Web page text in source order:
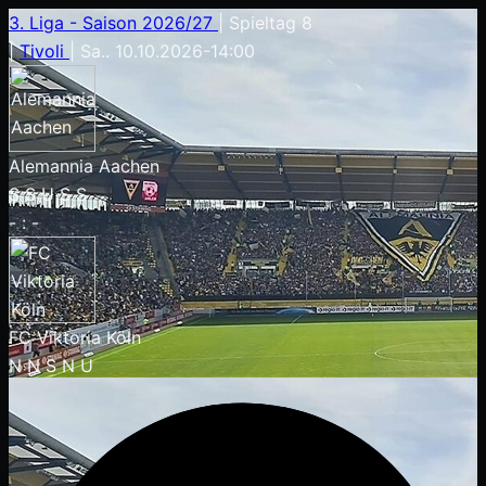
3. Liga - Saison 2026/27
Spieltag 8
| Tivoli Sa.. 10.10.2026-14:00
Alemannia Aachen
SSUSS
- : -
FC Viktoria Köln
NNSNU